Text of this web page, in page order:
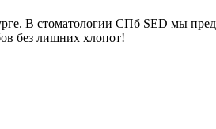
В стоматологии СПб SED мы
без лишних хлопот!